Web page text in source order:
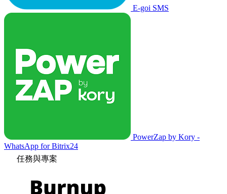
E-goi SMS
PowerZap by Kory -
WhatsApp for Bitrix24
任務與專案